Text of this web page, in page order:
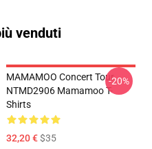
venduti
MAMAMOO Concert Tour
NTMD2906 Mamamoo T-
Shirts
32,20 €$35
-20%